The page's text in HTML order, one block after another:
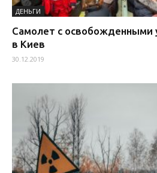
ДЕНЬГИ
Самолет с освобожденными
в Киев
30.12.2019